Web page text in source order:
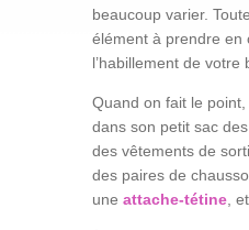
beaucoup varier.
élément à prendre en
l’habillement de votre
Quand on fait le
dans son petit sac
des vêtements de
des paires de
une attache-tétine ,